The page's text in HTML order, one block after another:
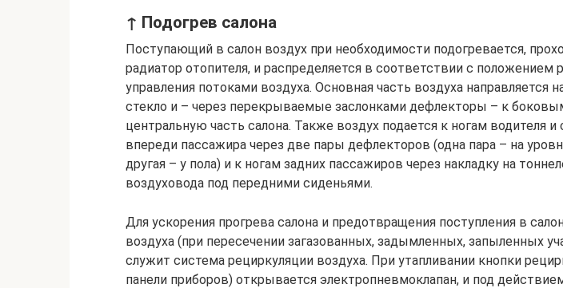
↑ Подогрев салона
Поступающий в салон воздух при необходимости подогревается,
радиатор отопителя, и распределяется в соответствии с положением
управления потоками воздуха. Основная часть воздуха направляется
стекло и – через перекрываемые заслонками дефлекторы – к
центральную часть салона. Также воздух подается к ногам водителя и
впереди пассажира через две пары дефлекторов (одна пара – на
другая – у пола) и к ногам задних пассажиров через накладку на
воздуховода под передними сиденьями.
Для ускорения прогрева салона и предотвращения поступления в
воздуха (при пересечении загазованных, задымленных, запыленных
служит система рециркуляции воздуха. При утапливании кнопки
панели приборов) открывается электропневмоклапан, и под